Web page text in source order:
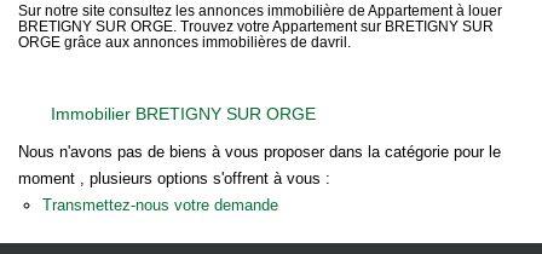
NOTRE AGENCE
Notre Équipe
Nos Actualités
EXTRANET
Sur notre site consultez les annonces immobilière de Appartement à louer
BRETIGNY SUR ORGE. Trouvez votre Appartement sur BRETIGNY SUR
ORGE grâce aux annonces immobilières de davril.
Immobilier BRETIGNY SUR ORGE
Nous n'avons pas de biens à vous proposer dans la catégorie pour le
moment , plusieurs options s'offrent à vous :
Transmettez-nous votre demande